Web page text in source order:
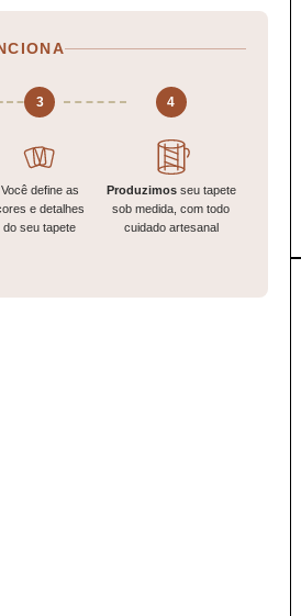
3
Você define as
e detalhes
do seu tapete
4
Produzimosseu tapete
sob medida, com todo
cuidado artesanal